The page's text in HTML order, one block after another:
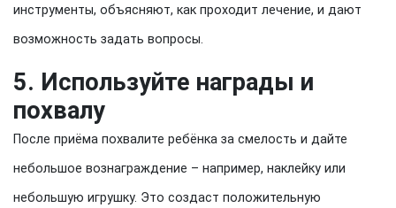
инструменты, объясняют, как проходит лечение, и дают
возможность задать вопросы.
5. Используйте награды и
похвалу
После приёма похвалите ребёнка за смелость и дайте
небольшое вознаграждение – например, наклейку или
небольшую игрушку. Это создаст положительную